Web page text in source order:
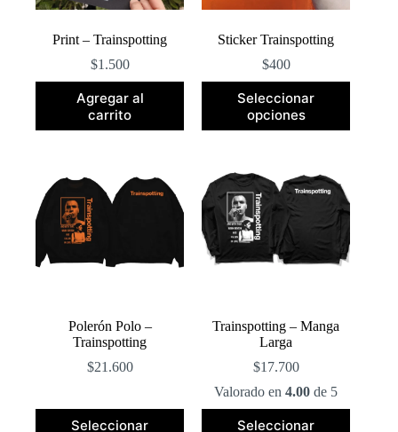
de
Print – Trainspotting
$1.500
Agregar al
carrito
Sticker Trainspotting
$400
Seleccionar
opciones
producto
tiene
opciones
pueden
elegir
en
la
Polerón Polo –
Trainspotting
$21.600
Seleccionar
Este
Trainspotting – Manga
Larga
$17.700
Valorado en4.00 de 5
Seleccionar
Este